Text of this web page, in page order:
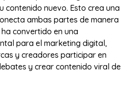
contenido nuevo. Esto crea una
ambas partes de manera
convertido en una
para el marketing digital,
y creadores participar en
y crear contenido viral de